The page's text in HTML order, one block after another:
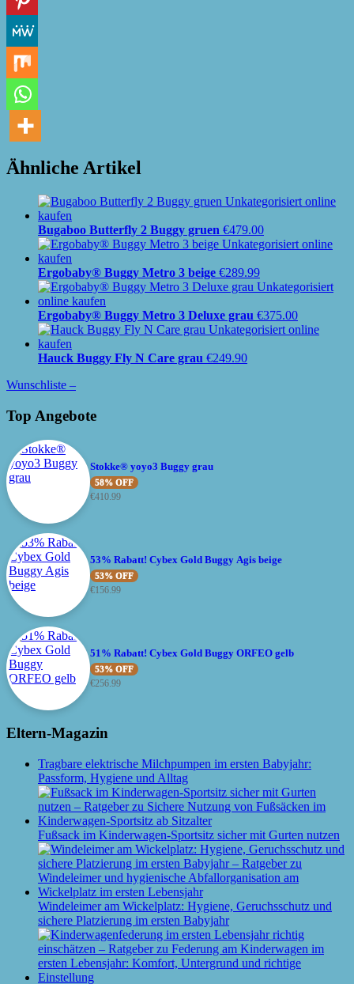
Ähnliche Artikel
Bugaboo Butterfly 2 Buggy gruen €479.00
Ergobaby® Buggy Metro 3 beige €289.99
Ergobaby® Buggy Metro 3 Deluxe grau €375.00
Hauck Buggy Fly N Care grau €249.90
Wunschliste –
Top Angebote
Stokke® yoyo3 Buggy grau
58% OFF
€410.99
53% Rabatt! Cybex Gold Buggy Agis beige
53% OFF
€156.99
51% Rabatt! Cybex Gold Buggy ORFEO gelb
53% OFF
€256.99
Eltern-Magazin
Tragbare elektrische Milchpumpen im ersten Babyjahr:
Passform, Hygiene und Alltag
Fußsack im Kinderwagen-Sportsitz sicher mit Gurten nutzen
Windeleimer am Wickelplatz: Hygiene, Geruchsschutz und
sichere Platzierung im ersten Babyjahr